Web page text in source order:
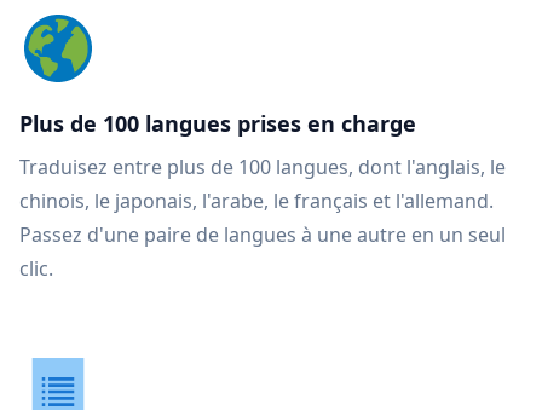
Plus de 100 langues prises en charge
Traduisez entre plus de 100 langues, dont l'anglais, le
chinois, le japonais, l'arabe, le français et l'allemand.
Passez d'une paire de langues à une autre en un seul
clic.